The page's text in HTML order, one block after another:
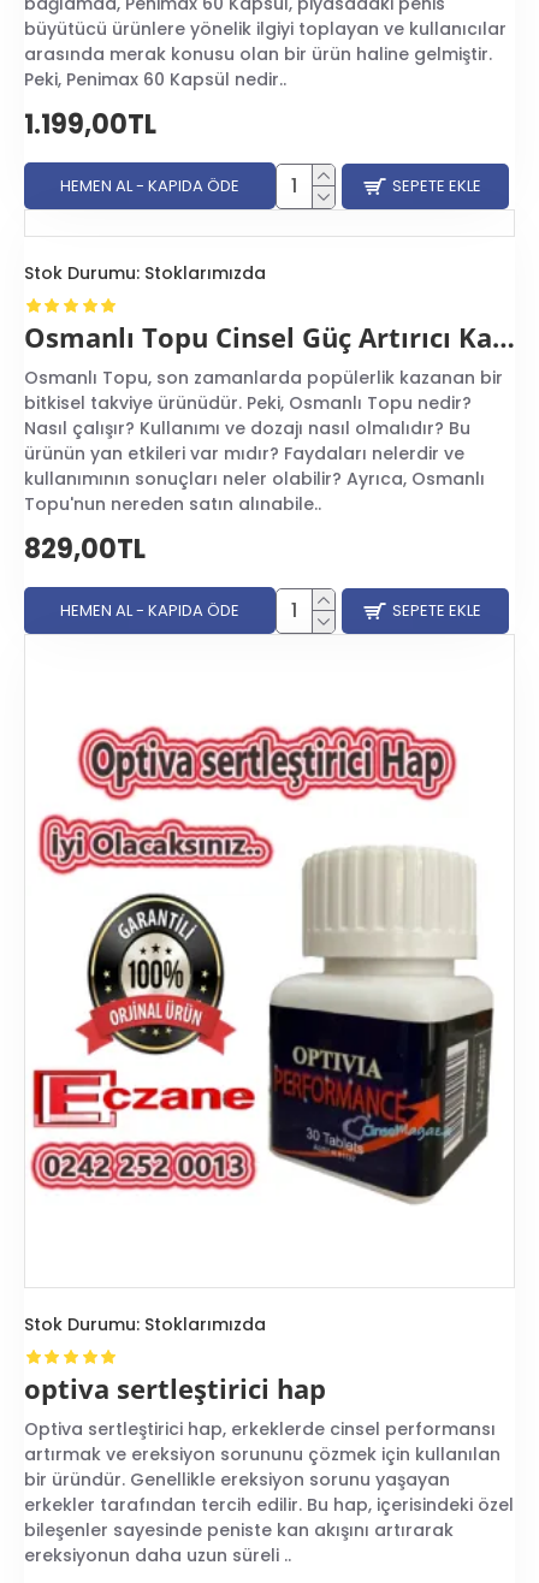
büyütücü ürünlere yönelik ilgiyi toplayan ve kullanıcılar
arasında merak konusu olan bir ürün haline gelmiştir.
Peki, Penimax 60 Kapsül nedir..
1.199,00TL
HEMEN AL - KAPIDA ÖDE SEPETE EKLE
Stok Durumu: Stoklarımızda
Osmanlı Topu Cinsel Güç Artırıcı Kapsül
Osmanlı Topu, son zamanlarda popülerlik kazanan bir
bitkisel takviye ürünüdür. Peki, Osmanlı Topu nedir?
Nasıl çalışır? Kullanımı ve dozajı nasıl olmalıdır? Bu
ürünün yan etkileri var mıdır? Faydaları nelerdir ve
kullanımının sonuçları neler olabilir? Ayrıca, Osmanlı
Topu'nun nereden satın alınabile..
829,00TL
HEMEN AL - KAPIDA ÖDE SEPETE EKLE
Stok Durumu: Stoklarımızda
optiva sertleştirici hap
Optiva sertleştirici hap, erkeklerde cinsel performansı
artırmak ve ereksiyon sorununu çözmek için kullanılan
bir üründür. Genellikle ereksiyon sorunu yaşayan
erkekler tarafından tercih edilir. Bu hap, içerisindeki özel
bileşenler sayesinde peniste kan akışını artırarak
ereksiyonun daha uzun süreli ..